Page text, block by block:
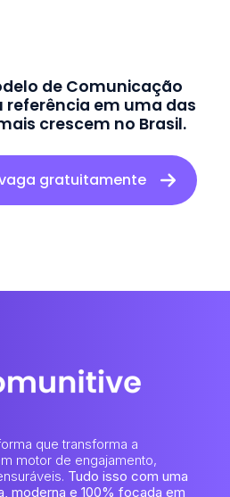
de Comunicação
referência em uma das
crescem no Brasil.
gratuitamente
que transforma a
motor de engajamento,
Tudo isso com uma
moderna e 100% focada em